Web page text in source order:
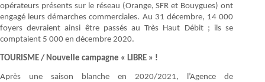
opérateurs présents sur le réseau (Orange, SFR et Bouygues) ont
engagé leurs démarches commerciales. Au 31 décembre, 14 000
foyers devraient ainsi être passés au Très Haut Débit ; ils se
comptaient 5 000 en décembre 2020.
TOURISME / Nouvelle campagne « LIBRE » !
Après une saison blanche en 2020/2021, l’Agence de